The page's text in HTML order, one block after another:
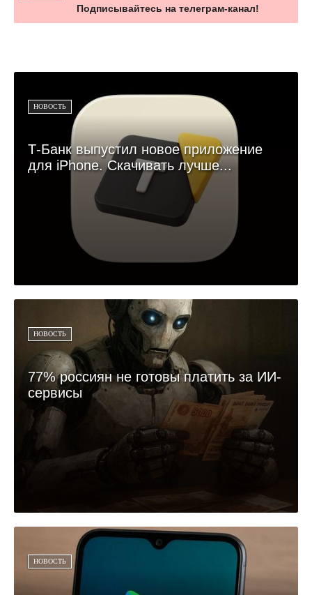
Подписывайтесь на телеграм-канал!
НОВОСТЬ
Т-Банк выпустил новое приложение
для iPhone. Скачивать лучше...
НОВОСТЬ
77% россиян не готовы платить за ИИ-
сервисы
НОВОСТЬ